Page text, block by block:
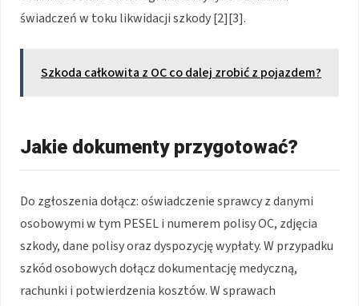
świadczeń w toku likwidacji szkody [2][3].
Szkoda całkowita z OC co dalej zrobić z pojazdem?
Jakie dokumenty przygotować?
Do zgłoszenia dołącz: oświadczenie sprawcy z danymi
osobowymi w tym PESEL i numerem polisy OC, zdjęcia
szkody, dane polisy oraz dyspozycję wypłaty. W przypadku
szkód osobowych dołącz dokumentację medyczną,
rachunki i potwierdzenia kosztów. W sprawach